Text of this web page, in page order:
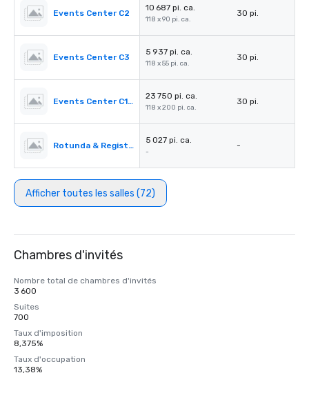
Events Center C2
10 687 pi. ca.
118 x 90 pi. ca.
30 pi.
Events Center C3
5 937 pi. ca.
118 x 55 pi. ca.
30 pi.
Events Center C1-C3
23 750 pi. ca.
118 x 200 pi. ca.
30 pi.
Rotunda & Registration Desk 4&5
5 027 pi. ca.
-
-
Afficher toutes les salles (72)
Chambres d'invités
Nombre total de chambres d'invités
3 600
Suites
700
Taux d'imposition
8,375%
Taux d'occupation
13,38%